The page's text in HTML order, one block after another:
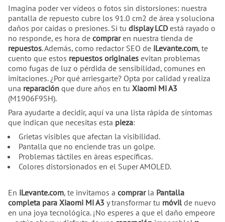
Imagina poder ver vídeos o fotos sin distorsiones: nuestra
pantalla de repuesto cubre los 91.0 cm2 de área y soluciona
daños por caídas o presiones. Si tu display LCDestá rayado o
no responde, es hora de compraren nuestra tienda de
repuestos. Además, como redactor SEO de iLevante.com, te
cuento que estos repuestos originales evitan problemas
como fugas de luz o pérdida de sensibilidad, comunes en
imitaciones. ¿Por qué arriesgarte? Opta por calidad y realiza
una reparación que dure años en tu Xiaomi Mi A3
(M1906F9SH).
Para ayudarte a decidir, aquí va una lista rápida de síntomas
que indican que necesitas esta pieza:
Grietas visibles que afectan la visibilidad.
Pantalla que no enciende tras un golpe.
Problemas táctiles en áreas específicas.
Colores distorsionados en el Super AMOLED.
En iLevante.com, te invitamos a comprarla Pantalla
completa para Xiaomi Mi A3 y transformar tu móvil de nuevo
en una joya tecnológica. ¡No esperes a que el daño empeore